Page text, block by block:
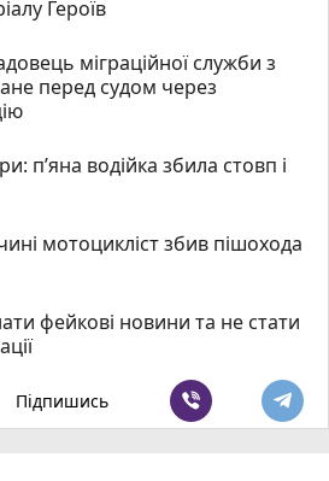
Героїв
міграційної служби з
перед судом через
пʼяна водійка збила стовп і
мотоцикліст збив пішохода
фейкові новини та не стати
Підпишись